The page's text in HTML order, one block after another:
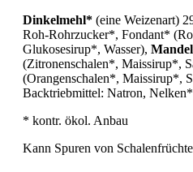
Dinkelmehl* (eine Weizenart)
Roh-Rohrzucker*, Fondant*
Glukosesirup*, Wasser),
(Zitronenschalen*, Maissirup*,
(Orangenschalen*, Maissirup*,
Backtriebmittel: Natron,
* kontr. ökol. Anbau
Kann Spuren von